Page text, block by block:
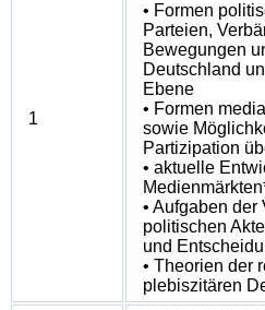
1
• Formen
Parteien,
Bewegungen
Deutschland
Ebene
• Formen
sowie
Partizipation
• aktuelle
• Aufgaben der
politischen
und
• Theorien der
plebiszitären